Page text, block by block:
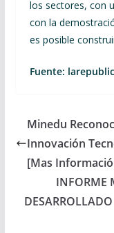
los sectores, con
con la
es posible
Fuente:
Minedu
Innovación
[Mas
INFORME